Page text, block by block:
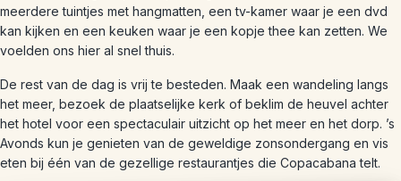
meerdere tuintjes met hangmatten, een tv-kamer waar je een dvd
kan kijken en een keuken waar je een kopje thee kan zetten. We
voelden ons hier al snel thuis.
De rest van de dag is vrij te besteden. Maak een wandeling langs
het meer, bezoek de plaatselijke kerk of beklim de heuvel achter
het hotel voor een spectaculair uitzicht op het meer en het dorp. ’s
Avonds kun je genieten van de geweldige zonsondergang en vis
eten bij één van de gezellige restaurantjes die Copacabana telt.